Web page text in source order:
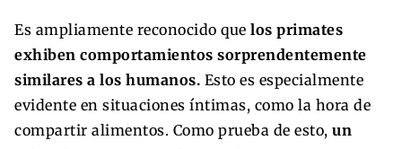
Es ampliamente reconocido que los primates
exhiben comportamientos sorprendentemente
similares a los humanos. Esto es especialmente
evidente en situaciones íntimas, como la hora de
compartir alimentos. Como prueba de esto, un